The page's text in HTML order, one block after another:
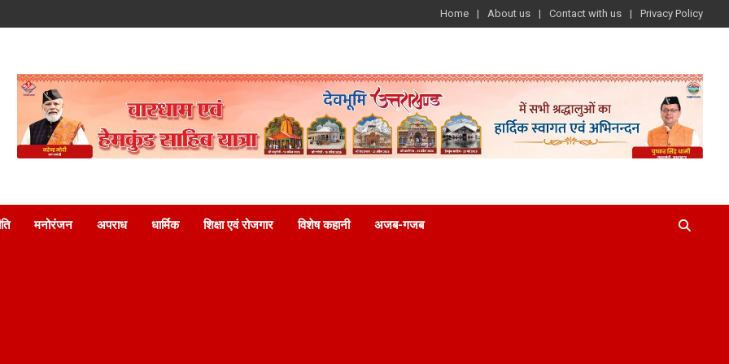
Home About us Contact with us Privacy Policy
मनोरंजन अपराध धार्मिक शिक्षा एवं रोजगार विशेष कहानी अजब-गजब